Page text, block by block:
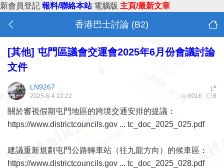
新會員登記 報料/聯絡本站 電腦版 主頁/最新文章
香港巴士討論 (B2)
[其他] 屯門區議會交運會2025年6月份會議討論
文件
1#
LN9267
8016 8
2025-6-4 22:22
關於審視假期屯門地區的跨境交通安排的提議：
https://www.districtcouncils.gov ... tc_doc_2025_025.pdf
建議重新規劃屯門公路轉車站（往九龍方向）的候車區：
https://www.districtcouncils.gov ... tc_doc_2025_028.pdf